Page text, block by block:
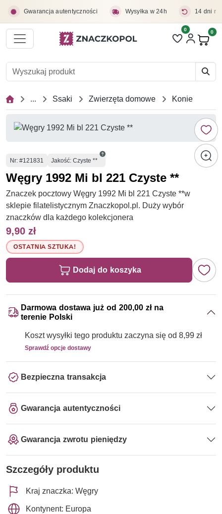
Gwarancja autentyczności Wysyłka w 24h 14 dni
Liczba pozycji
0 0
... Ssaki Zwierzęta domowe Konie
Numer
Nr: #121831 Jakość: Czyste **
Węgry 1992 Mi bl 221 Czyste **
Znaczek pocztowy Węgry 1992 Mi bl 221 Czyste **w
sklepie filatelistycznym Znaczkopol.pl. Duży wybór
znaczków dla każdego kolekcjonera
9,90 zł
OSTATNIA SZTUKA!
Dodaj do koszyka
Darmowa dostawa już od 200,00 zł na
terenie Polski
Koszt wysyłki tego produktu zaczyna się od 8,99 zł
Sprawdź opcje dostawy
Bezpieczna transakcja
Gwarancja autentyczności
Gwarancja zwrotu pieniędzy
Szczegóły produktu
Kraj znaczka: Węgry
Kontynent: Europa